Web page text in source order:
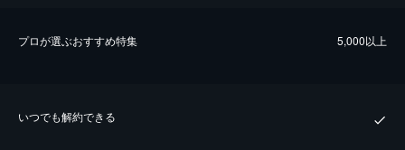
プロが選ぶおすすめ特集 5,000以上
いつでも解約できる